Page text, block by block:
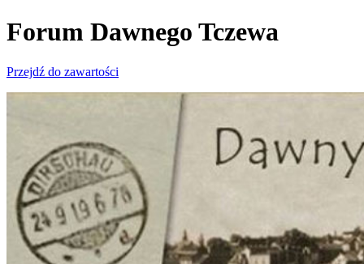
Forum Dawnego Tczewa
Przejdź do zawartości